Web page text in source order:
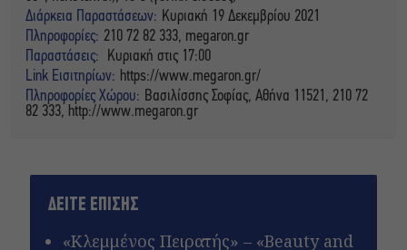
Διάρκεια Παραστάσεων: Κυριακή 19 Δεκεμβρίου 2021
Πληροφορίες: 210 72 82 333, megaron.gr
Παραστάσεις:
Κυριακή στις 17:00
Link Εισιτηρίων: https://www.megaron.gr/
Πληροφορίες Χώρου: Βασιλίσσης Σοφίας, Αθήνα 11521, 210 72
82 333, http://www.megaron.gr
ΔΕΙΤΕ ΕΠΙΣΗΣ
«Κλεμμένος Πειρατής» – «Beauty and